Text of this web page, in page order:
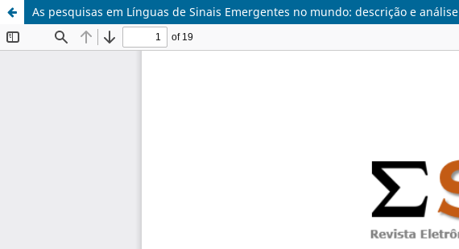
As pesquisas em Línguas de Sinais Emergentes no mundo: descrição e análise